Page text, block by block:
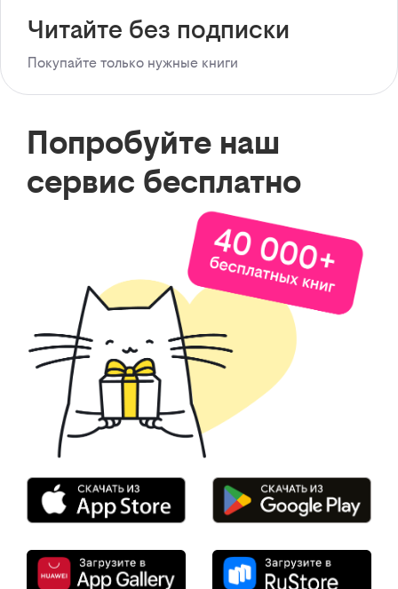
Читайте без подписки
Покупайте только нужные книги
Попробуйте наш
сервис бесплатно